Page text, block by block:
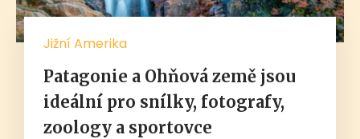
Jižní Amerika
Patagonie a Ohňová země jsou
ideální pro snílky, fotografy,
zoology a sportovce